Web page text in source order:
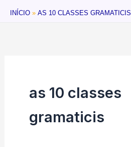
INÍCIO AS 10 CLASSES GRAMATICIS
as 10 classes
gramaticis